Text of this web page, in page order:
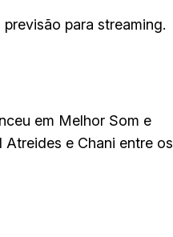
para streaming.
em Melhor Som e
e Chani entre os